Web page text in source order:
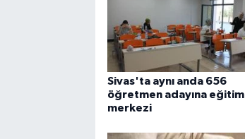
Sivas'ta aynı anda 656
öğretmen adayına eğitim
merkezi